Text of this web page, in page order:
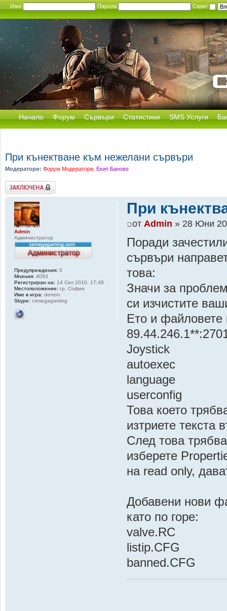
Име: Парола: Скрит
Начало Форум Сървъри Статистики SMS Услуги
При кънектване към нежелани сървъри
Модератори: Форум Модератори Екип Банове
Заключена
При
от Admin » 28 Юни
Поради
сървъри
това:
Значи за
си изчистите
Ето и файловете
Joystick
autoexec
language
userconfig
Това което
изтриете текста
След това
изберете
на read only,
Добавени нови
като по горе:
valve.RC
listip.CFG
banned.CFG
Admin
Администратор
Предупреждения: 0
Мнения: 4093
Регистриран на: 14 Сеп 2010, 17:48
Местоположение: гр. София
Име в игра: demon
Skype: csmegagaming